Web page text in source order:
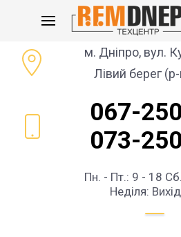
м. Дніпро, вул.
Лівий берег
067-
073-
Пн. - Пт.: 9 - 18
Неділя: